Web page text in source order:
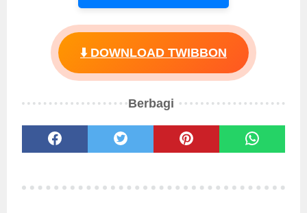
⬇️ DOWNLOAD TWIBBON
Berbagi